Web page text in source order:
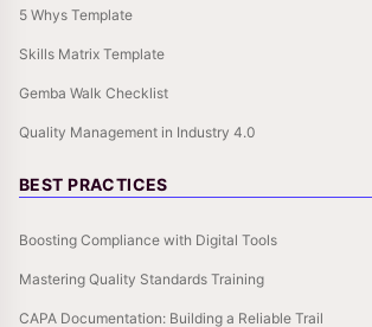
5 Whys Template
Skills Matrix Template
Gemba Walk Checklist
Quality Management in Industry 4.0
BEST PRACTICES
Boosting Compliance with Digital Tools
Mastering Quality Standards Training
CAPA Documentation: Building a Reliable Trail